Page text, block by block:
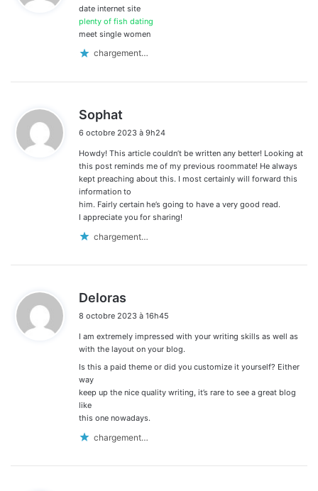
date internet site
plenty of fish dating
meet single women
chargement…
Sophat
t
:
6 octobre 2023 à 9h24
Howdy! This article couldn’t be written any better! Looking at
this post reminds me of my previous roommate! He always
kept preaching about this. I most certainly will forward this
information to
him. Fairly certain he’s going to have a very good read.
I appreciate you for sharing!
chargement…
Deloras
t
:
8 octobre 2023 à 16h45
I am extremely impressed with your writing skills as well as
with the layout on your blog.
Is this a paid theme or did you customize it yourself? Either
way
keep up the nice quality writing, it’s rare to see a great blog
like
this one nowadays.
chargement…